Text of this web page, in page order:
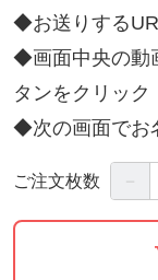
◆お送りする
◆画面中央の動
タンをクリック
◆次の画面でお
を入力して
◆登録完了後に
モーションコー
◆プロモーショ
ご注文枚数 －